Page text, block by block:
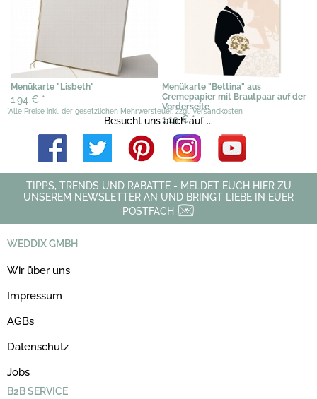
Menükarte "Lisbeth"
1,94 € *
Menükarte "Bettina" aus
Cremepapier mit Brautpaar auf der
Vorderseite
1,19 €*
*Alle Preise inkl. der gesetzlichen Mehrwersteuer, zzgl. Versandkosten
Besucht uns auch auf ...
TIPPS, TRENDS UND RABATTE - MELDET EUCH HIER ZU
UNSEREM NEWSLETTER AN UND BRINGT LIEBE IN EUER
POSTFACH
WEDDIX GMBH
Wir über uns
Impressum
AGBs
Datenschutz
Jobs
B2B SERVICE